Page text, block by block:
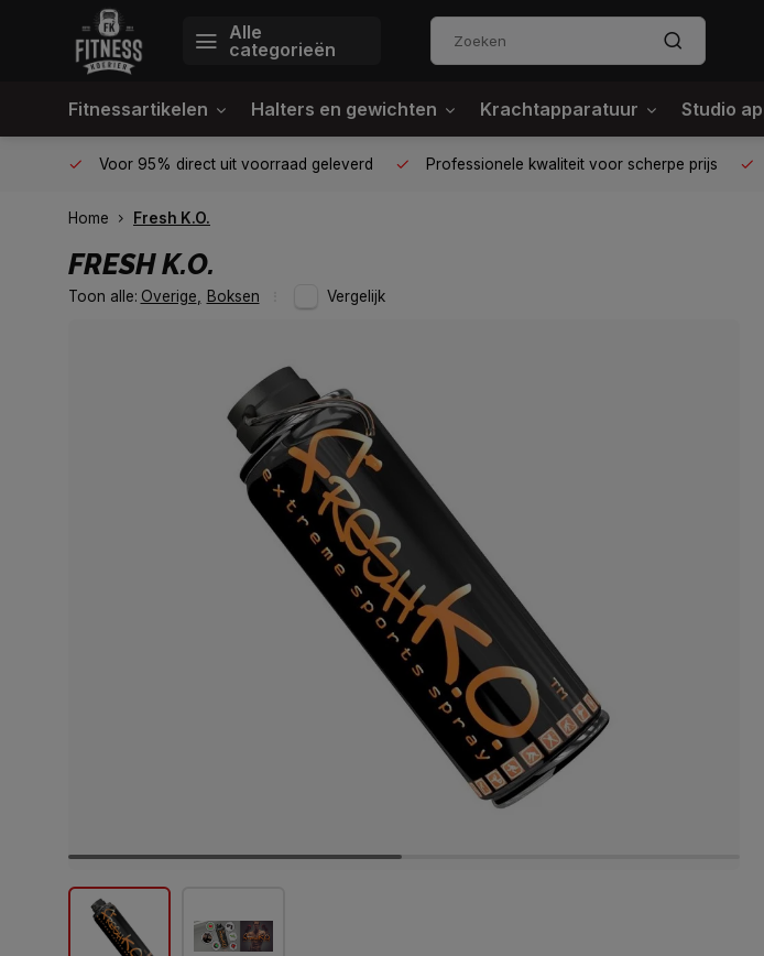
Alle
categorieën
Fitnessartikelen Halters en gewichten Krachtapparatuur Studio
Voor 95% direct uit voorraad geleverd Professionele kwaliteit voor scherpe prijs
Home Fresh K.O.
FRESH K.O.
Toon alle: Overige Boksen Vergelijk